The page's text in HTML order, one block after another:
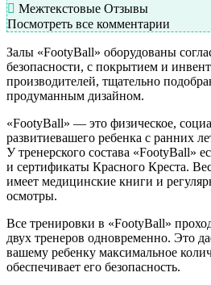
Межтекстовые Отзывы
Посмотреть все комментарии
Залы «FootyBall» оборудованы
безопасности, с покрытием и
производителей, тщательно
продуманным дизайном.
«FootyBall» — это физическое,
развитиевашего ребенка с ранних
У тренерского состава «FootyBall»
и сертификаты Красного Креста.
имеет медицинские книги и
осмотры.
Все тренировки в «FootyBall»
двух тренеров одновременно. Это
вашему ребенку максимальное
обеспечивает его безопасность.